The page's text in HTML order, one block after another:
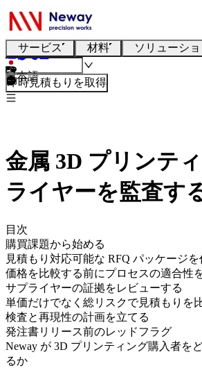
サービス 材料 ソリューシ
日本語
即時見積もりを取得
金属 3D プリンテ
ライヤーを監査す
目次
購買課題から始める
見積もり対応可能な RFQ パッケージを
価格を比較する前にプロセスの適合性
サプライヤーの証拠をレビューする
単価だけでなく総リスクで見積もりを
検査と再現性の計画を立てる
発注書リリース前のレッドフラグ
Neway が 3D プリンティング購入者を
るか